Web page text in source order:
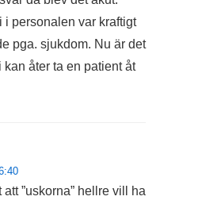
i personalen var kraftigt
pga. sjukdom. Nu är det
kan åter ta en patient åt
”uskorna” hellre vill ha